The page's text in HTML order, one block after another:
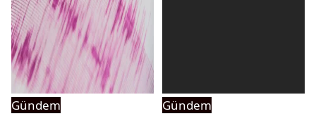
Gündem
Gündem